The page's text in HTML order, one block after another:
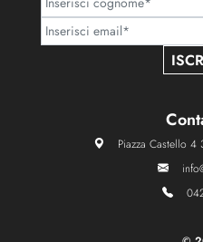
Piazza Castello